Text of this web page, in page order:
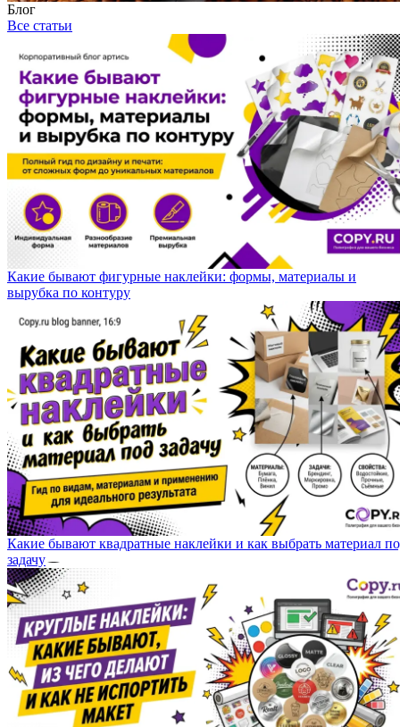
Блог
Все статьи
Какие бывают фигурные наклейки: формы, материалы и
вырубка по контуру
Какие бывают квадратные наклейки и как выбрать материал
задачу